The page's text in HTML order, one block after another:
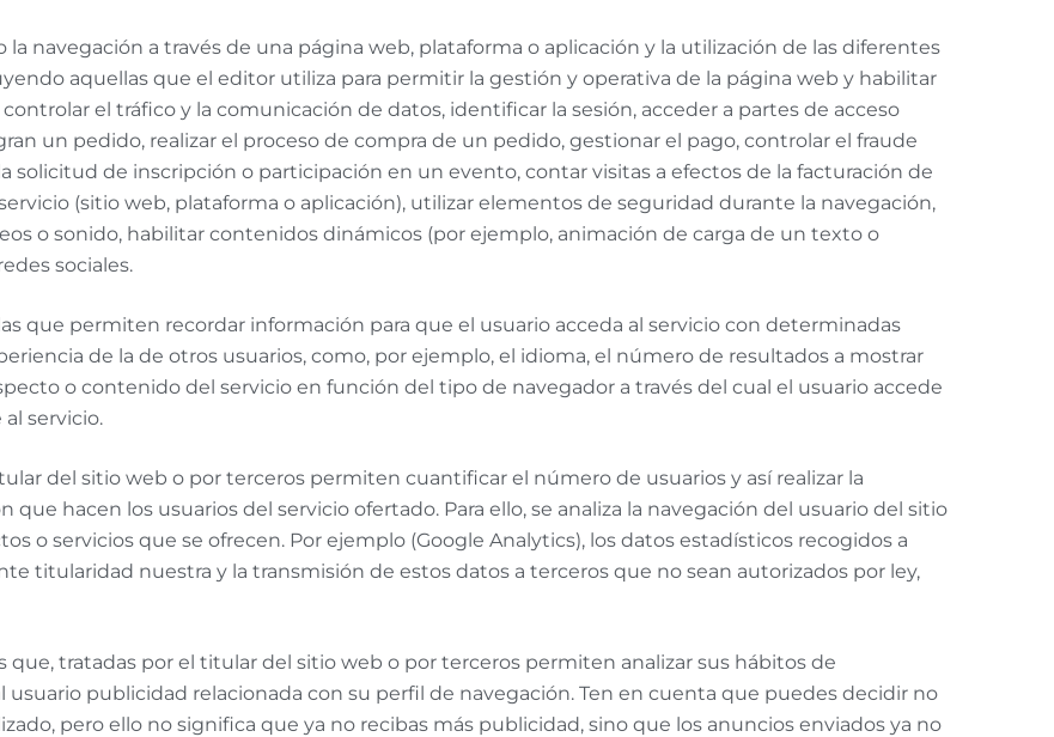
navegación a través de una página web, plataforma o aplicación y la utilización de las diferentes
aquellas que el editor utiliza para permitir la gestión y operativa de la página web y habilitar
el tráfico y la comunicación de datos, identificar la sesión, acceder a partes de acceso
un pedido, realizar el proceso de compra de un pedido, gestionar el pago, controlar el fraude
solicitud de inscripción o participación en un evento, contar visitas a efectos de la facturación de
(sitio web, plataforma o aplicación), utilizar elementos de seguridad durante la navegación,
o sonido, habilitar contenidos dinámicos (por ejemplo, animación de carga de un texto o
sociales.
que permiten recordar información para que el usuario acceda al servicio con determinadas
de la de otros usuarios, como, por ejemplo, el idioma, el número de resultados a mostrar
o contenido del servicio en función del tipo de navegador a través del cual el usuario accede
servicio.
del sitio web o por terceros permiten cuantificar el número de usuarios y así realizar la
hacen los usuarios del servicio ofertado. Para ello, se analiza la navegación del usuario del sitio
o servicios que se ofrecen. Por ejemplo (Google Analytics), los datos estadísticos recogidos a
titularidad nuestra y la transmisión de estos datos a terceros que no sean autorizados por ley,
tratadas por el titular del sitio web o por terceros permiten analizar sus hábitos de
publicidad relacionada con su perfil de navegación. Ten en cuenta que puedes decidir no
pero ello no significa que ya no recibas más publicidad, sino que los anuncios enviados ya no